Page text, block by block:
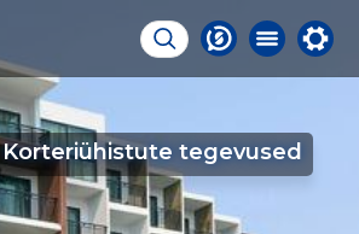
Korteriühistute tegevused